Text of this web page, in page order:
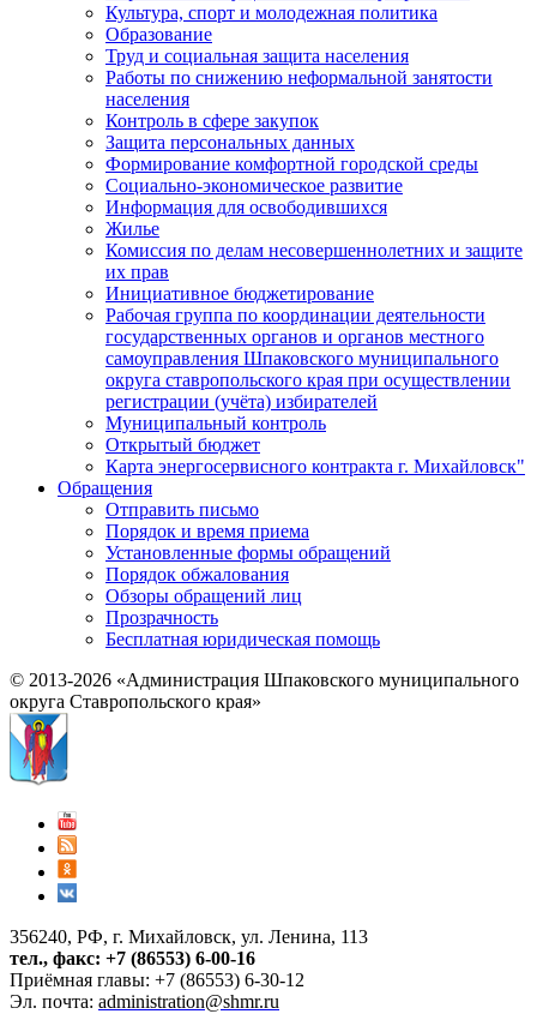
Культура, спорт и молодежная политика
Образование
Труд и социальная защита населения
Работы по снижению неформальной занятости
населения
Контроль в сфере закупок
Защита персональных данных
Формирование комфортной городской среды
Социально-экономическое развитие
Информация для освободившихся
Жилье
Комиссия по делам несовершеннолетних и защите
их прав
Инициативное бюджетирование
Рабочая группа по координации деятельности
государственных органов и органов местного
самоуправления Шпаковского муниципального
округа ставропольского края при осуществлении
регистрации (учёта) избирателей
Муниципальный контроль
Открытый бюджет
Карта энергосервисного контракта г. Михайловск"
Обращения
Отправить письмо
Порядок и время приема
Установленные формы обращений
Порядок обжалования
Обзоры обращений лиц
Прозрачность
Бесплатная юридическая помощь
© 2013-2026 «Администрация Шпаковского муниципального
округа Ставропольского края»
356240, РФ, г. Михайловск, ул. Ленина, 113
тел., факс: +7 (86553) 6-00-16
Приёмная главы: +7 (86553) 6-30-12
Эл. почта: administration@shmr.ru